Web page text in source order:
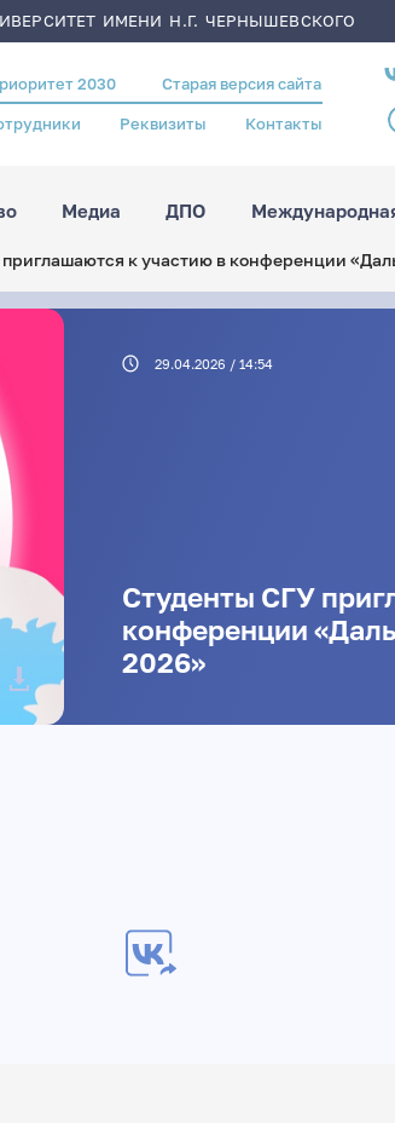
ИМЕНИ Н.Г. ЧЕРНЫШЕВСКОГО
2030 Старая версия сайта
Реквизиты Контакты
Медиа ДПО
к участию в конференции
29.04.2026 / 14:54
Студенты СГУ
конференции
2026»